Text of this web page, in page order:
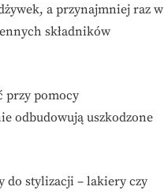
a przynajmniej raz w
składników
przy pomocy
odbudowują uszkodzone
do stylizacji – lakiery czy